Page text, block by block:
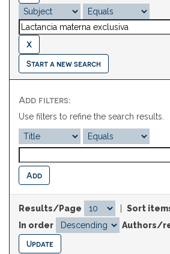
Start a new search
Add filters:
Use filters to refine the search results.
Results/Page
Sort
In order
Authors/